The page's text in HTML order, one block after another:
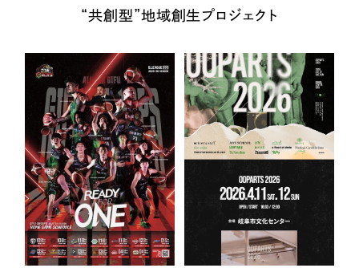
“共創型”地域創生プロジェクト